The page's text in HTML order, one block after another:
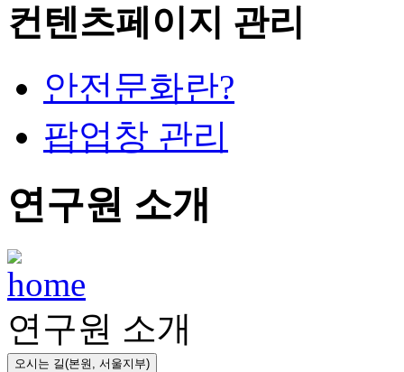
컨텐츠페이지 관리
안전문화란?
팝업창 관리
연구원 소개
연구원 소개
오시는 길(본원, 서울지부)